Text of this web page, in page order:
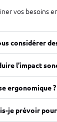
vos besoins
considérer
l’impact
ergonomique ?
je prévoir